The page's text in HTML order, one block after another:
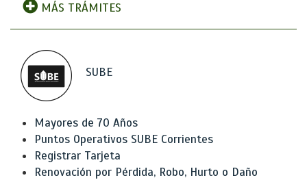
MÁS TRÁMITES
SUBE
Mayores de 70 Años
Puntos Operativos SUBE Corrientes
Registrar Tarjeta
Renovación por Pérdida, Robo, Hurto o Daño